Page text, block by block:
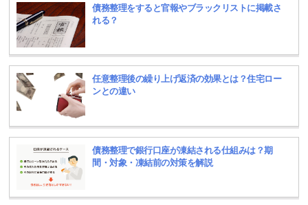
債務整理をすると官報やブラックリストに掲載さ
れる？
任意整理後の繰り上げ返済の効果とは？住宅ロー
ンとの違い
債務整理で銀行口座が凍結される仕組みは？期
間・対象・凍結前の対策を解説